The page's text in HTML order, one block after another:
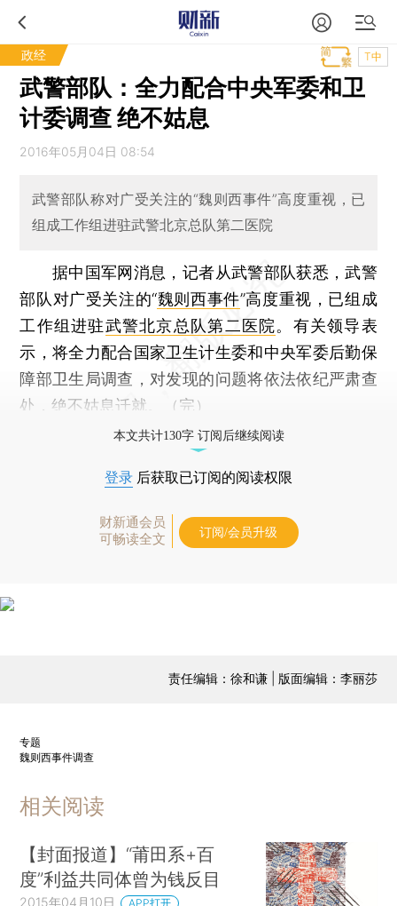
政经 T中
武警部队：全力配合中央军委和卫
计委调查 绝不姑息
2016年05月04日 08:54
武警部队称对广受关注的“魏则西事件”高度重视，已
组成工作组进驻武警北京总队第二医院
据中国军网消息，记者从武警部队获悉，武警
部队对广受关注的“魏则西事件”高度重视，已组成
工作组进驻武警北京总队第二医院。有关领导表
示，将全力配合国家卫生计生委和中央军委后勤保
障部卫生局调查，对发现的问题将依法依纪严肃查
处，绝不姑息迁就。（完）
本文共计130字 订阅后继续阅读
登录 后获取已订阅的阅读权限
财新通会员
可畅读全文
订阅/会员升级
责任编辑：徐和谦 | 版面编辑：李丽莎
专题
魏则西事件调查
相关阅读
【封面报道】“莆田系+百
度”利益共同体曾为钱反目
2015年04月10日 APP打开